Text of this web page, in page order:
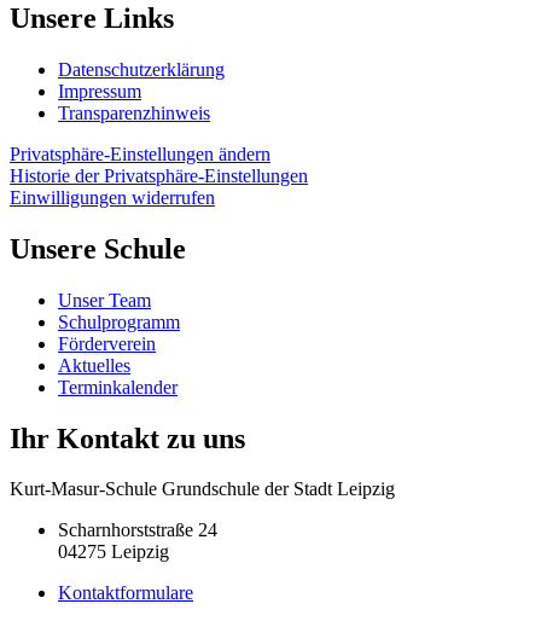
Unsere Links
Datenschutzerklärung
Impressum
Transparenzhinweis
Privatsphäre-Einstellungen ändern
Historie der Privatsphäre-Einstellungen
Einwilligungen widerrufen
Unsere Schule
Unser Team
Schulprogramm
Förderverein
Aktuelles
Terminkalender
Ihr Kontakt zu uns
Kurt-Masur-Schule Grundschule der Stadt Leipzig
Scharnhorststraße 24
04275 Leipzig
Kontaktformulare